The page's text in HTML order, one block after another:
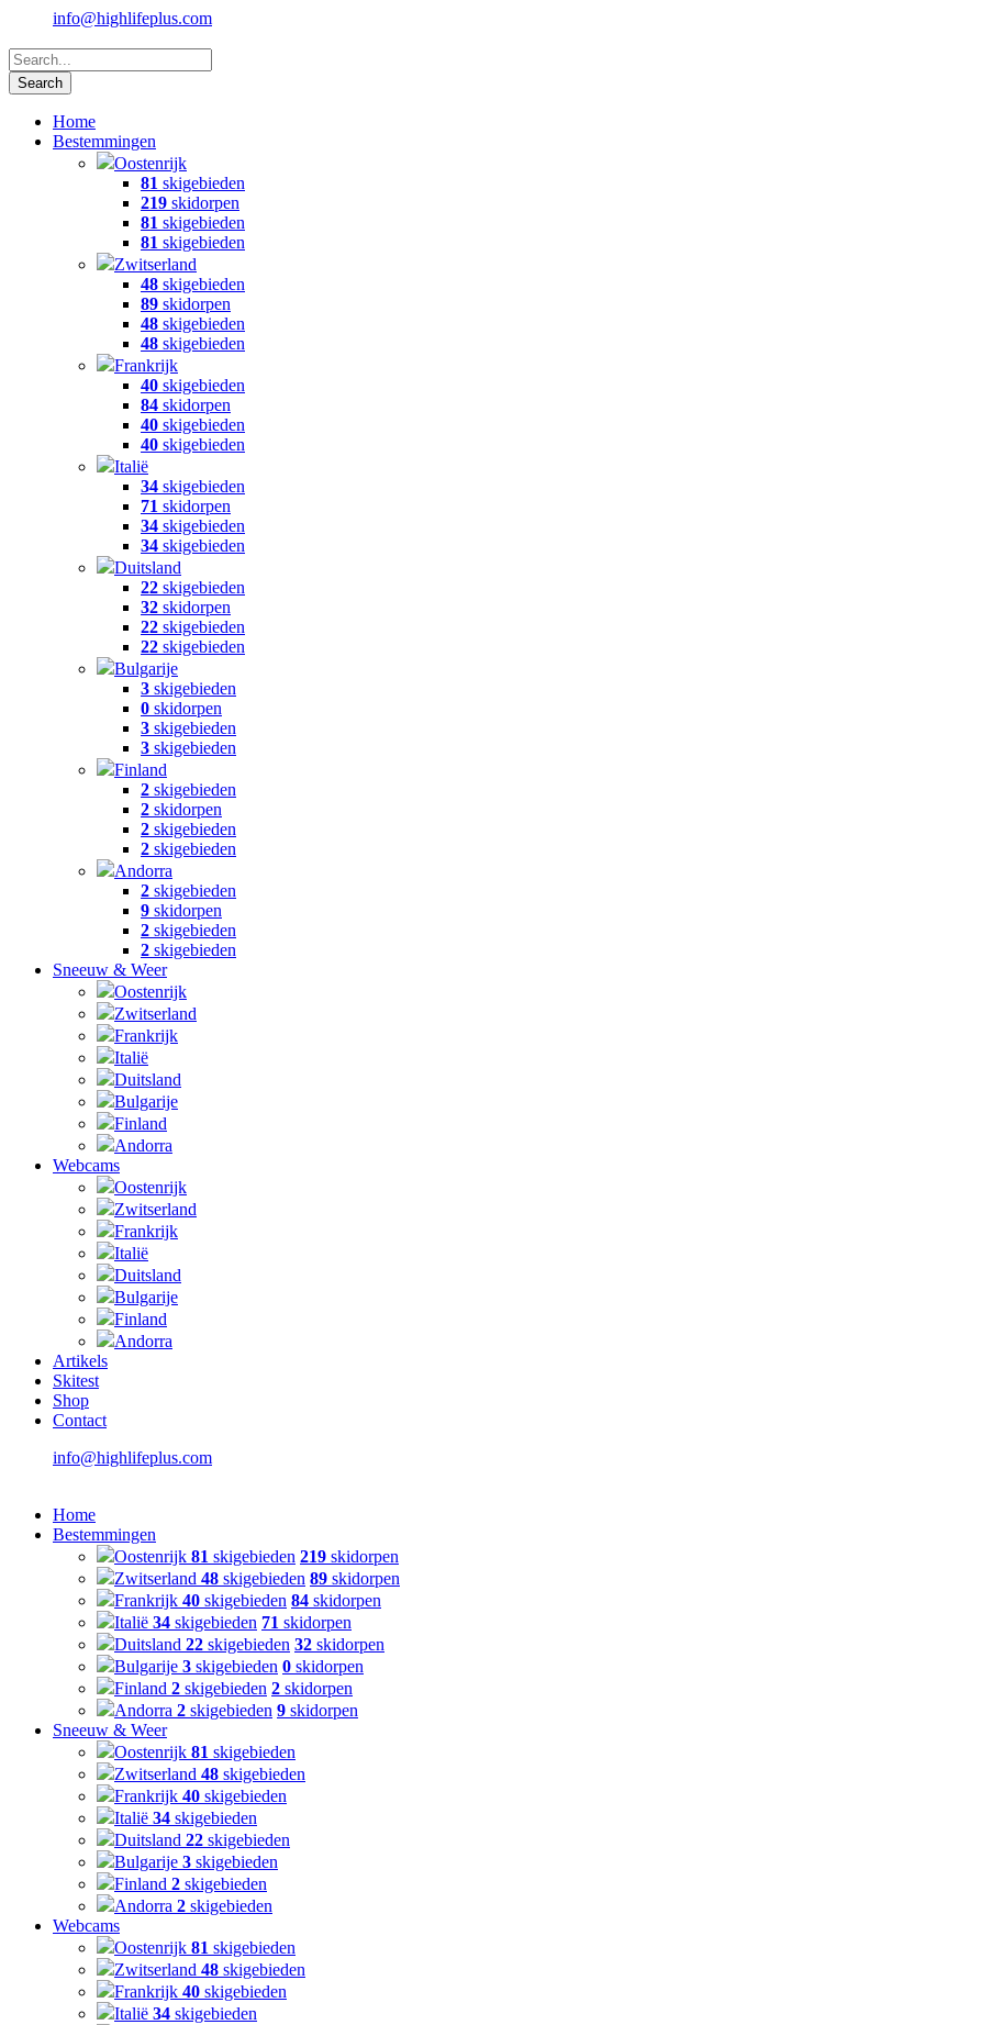
info@highlifeplus.com
Home
Bestemmingen
Oostenrijk
81 skigebieden
219 skidorpen
81 skigebieden
81 skigebieden
Zwitserland
48 skigebieden
89 skidorpen
48 skigebieden
48 skigebieden
Frankrijk
40 skigebieden
84 skidorpen
40 skigebieden
40 skigebieden
Italië
34 skigebieden
71 skidorpen
34 skigebieden
34 skigebieden
Duitsland
22 skigebieden
32 skidorpen
22 skigebieden
22 skigebieden
Bulgarije
3 skigebieden
0 skidorpen
3 skigebieden
3 skigebieden
Finland
2 skigebieden
2 skidorpen
2 skigebieden
2 skigebieden
Andorra
2 skigebieden
9 skidorpen
2 skigebieden
2 skigebieden
Sneeuw & Weer
Oostenrijk
Zwitserland
Frankrijk
Italië
Duitsland
Bulgarije
Finland
Andorra
Webcams
Oostenrijk
Zwitserland
Frankrijk
Italië
Duitsland
Bulgarije
Finland
Andorra
Artikels
Skitest
Shop
Contact
info@highlifeplus.com
Home
Bestemmingen
Oostenrijk 81 skigebieden 219 skidorpen
Zwitserland 48 skigebieden 89 skidorpen
Frankrijk 40 skigebieden 84 skidorpen
Italië 34 skigebieden 71 skidorpen
Duitsland 22 skigebieden 32 skidorpen
Bulgarije 3 skigebieden 0 skidorpen
Finland 2 skigebieden 2 skidorpen
Andorra 2 skigebieden 9 skidorpen
Sneeuw & Weer
Oostenrijk 81 skigebieden
Zwitserland 48 skigebieden
Frankrijk 40 skigebieden
Italië 34 skigebieden
Duitsland 22 skigebieden
Bulgarije 3 skigebieden
Finland 2 skigebieden
Andorra 2 skigebieden
Webcams
Oostenrijk 81 skigebieden
Zwitserland 48 skigebieden
Frankrijk 40 skigebieden
Italië 34 skigebieden